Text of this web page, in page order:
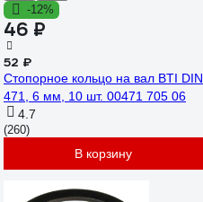
-12%
46 ₽
52 ₽
Стопорное кольцо на вал BTI DIN
471, 6 мм, 10 шт. 00471 705 06
4.7
(260)
В корзину